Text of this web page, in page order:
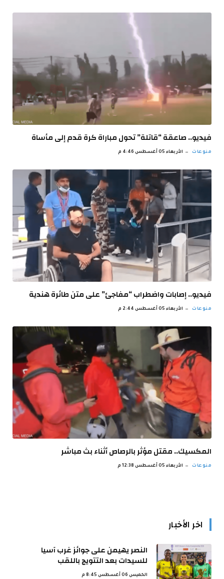
فيديو.. صاعقة “قاتلة” تحول مباراة كرة قدم إلى مأساة
منوعات الأربعاء 05 أغسطس 4:46 م
فيديو.. إصابات واضطراب “مفاجئ” على متن طائرة هندية
منوعات الأربعاء 05 أغسطس 2:44 م
المكسيك.. مقتل مؤثر بالرصاص أثناء بث مباشر
منوعات الأربعاء 05 أغسطس 12:38 م
اخر الأخبار
النصر يهيمن على جوائز غرب آسيا
للسيدات بعد التتويج باللقب
الخميس 06 أغسطس 8:45 م